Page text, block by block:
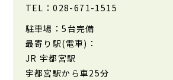
TEL：028-671-1515
駐車場：5台完備
最寄り駅(電車)：
JR 宇都宮駅
宇都宮駅から車25分